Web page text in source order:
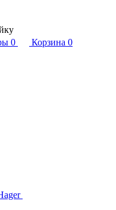
0 Корзина 0